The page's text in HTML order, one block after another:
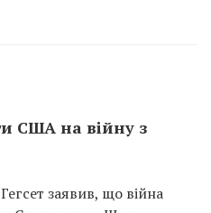
США на війну з
заявив, що війна